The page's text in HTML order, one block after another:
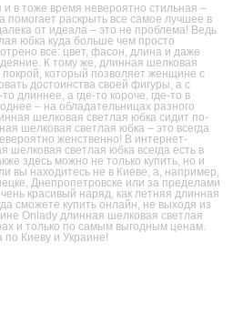
в тоже время невероятно стильная –
помогает раскрыть все самое лучшее в
от идеала – это не проблема! Ведь
юбка куда больше чем просто
все: цвет, фасон, длина и даже
К тому же, длинная шелковая
который позволяет женщине с
достоинства своей фигуры, а с
длиннее, а где-то короче, где-то в
– на обладательницах разного
шелковая светлая юбка сидит по-
шелковая светлая юбка – это всегда
женственно! В интернет-
шелковая светлая юбка всегда есть в
здесь можно не только купить, но и
вы находитесь не в Киеве, а, например,
Днепропетровске или за пределами
красивый наряд, как летняя длинная
сможете купить онлайн, не выходя из
Onlady длинная шелковая светлая
и только по самым выгодным ценам.
по Киеву и Украине!